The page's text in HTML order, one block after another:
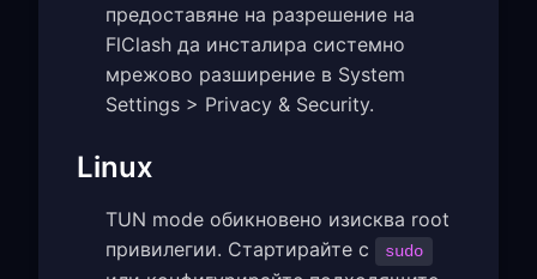
предоставяне на разрешение на
FlClash да инсталира системно
мрежово разширение в System
Settings > Privacy & Security.
Linux
TUN mode обикновено изисква root
привилегии. Стартирайте с
sudo